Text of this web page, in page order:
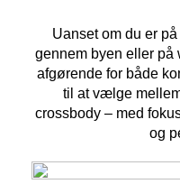
Uanset om du er
gennem byen eller på
afgørende for både
til at vælge
crossbody – med
og